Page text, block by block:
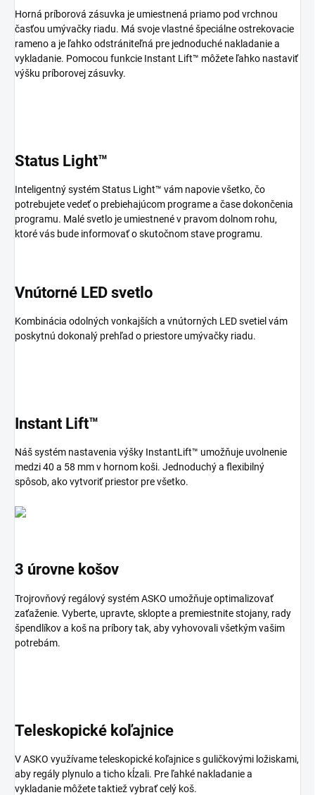
Horná príborová zásuvka je umiestnená priamo pod vrchnou
časťou umývačky riadu. Má svoje vlastné špeciálne ostrekovacie
rameno a je ľahko odstrániteľná pre jednoduché nakladanie a
vykladanie. Pomocou funkcie Instant Lift™ môžete ľahko nastaviť
výšku príborovej zásuvky.
Status Light™
Inteligentný systém Status Light™ vám napovie všetko, čo
potrebujete vedeť o prebiehajúcom programe a čase dokončenia
programu. Malé svetlo je umiestnené v pravom dolnom rohu,
ktoré vás bude informovať o skutočnom stave programu.
Vnútorné LED svetlo
Kombinácia odolných vonkajších a vnútorných LED svetiel vám
poskytnú dokonalý prehľad o priestore umývačky riadu.
Instant Lift™
Náš systém nastavenia výšky InstantLift™ umožňuje uvolnenie
medzi 40 a 58 mm v hornom koši. Jednoduchý a flexibilný
spôsob, ako vytvoriť priestor pre všetko.
3 úrovne košov
Trojrovňový regálový systém ASKO umožňuje optimalizovať
zaťaženie. Vyberte, upravte, sklopte a premiestnite stojany, rady
špendlíkov a koš na príbory tak, aby vyhovovali všetkým vašim
potrebám.
Teleskopické koľajnice
V ASKO využívame teleskopické koľajnice s guličkovými ložiskami,
aby regály plynulo a ticho kĺzali. Pre ľahké nakladanie a
vykladanie môžete taktiež vybrať celý koš.